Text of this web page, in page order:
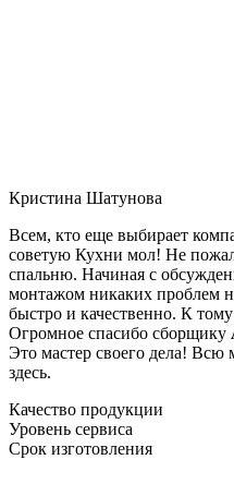
Кристина Шатунова
Всем, кто еще выбирает
советую Кухни мол! Не
спальню. Начиная с
монтажом никаких проблем
быстро и качественно. К
Огромное спасибо сборщику
Это мастер своего дела! Всю
здесь.
Качество продукции
Уровень сервиса
Срок изготовления